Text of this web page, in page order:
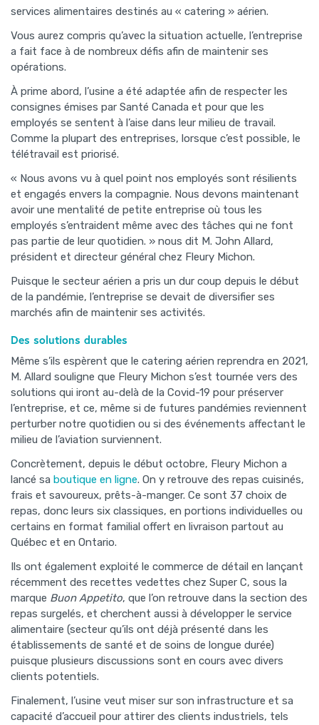
services alimentaires destinés au « catering » aérien.
Vous aurez compris qu’avec la situation actuelle, l’entreprise
a fait face à de nombreux défis afin de maintenir ses
opérations.
À prime abord, l’usine a été adaptée afin de respecter les
consignes émises par Santé Canada et pour que les
employés se sentent à l’aise dans leur milieu de travail.
Comme la plupart des entreprises, lorsque c’est possible, le
télétravail est priorisé.
« Nous avons vu à quel point nos employés sont résilients
et engagés envers la compagnie. Nous devons maintenant
avoir une mentalité de petite entreprise où tous les
employés s’entraident même avec des tâches qui ne font
pas partie de leur quotidien. » nous dit M. John Allard,
président et directeur général chez Fleury Michon.
Puisque le secteur aérien a pris un dur coup depuis le début
de la pandémie, l’entreprise se devait de diversifier ses
marchés afin de maintenir ses activités.
Des solutions durables
Même s’ils espèrent que le catering aérien reprendra en 2021,
M. Allard souligne que Fleury Michon s’est tournée vers des
solutions qui iront au-delà de la Covid-19 pour préserver
l’entreprise, et ce, même si de futures pandémies reviennent
perturber notre quotidien ou si des événements affectant le
milieu de l’aviation surviennent.
Concrètement, depuis le début octobre, Fleury Michon a
lancé sa boutique en ligne. On y retrouve des repas cuisinés,
frais et savoureux, prêts-à-manger. Ce sont 37 choix de
repas, donc leurs six classiques, en portions individuelles ou
certains en format familial offert en livraison partout au
Québec et en Ontario.
Ils ont également exploité le commerce de détail en lançant
récemment des recettes vedettes chez Super C, sous la
marque Buon Appetito, que l’on retrouve dans la section des
repas surgelés, et cherchent aussi à développer le service
alimentaire (secteur qu’ils ont déjà présenté dans les
établissements de santé et de soins de longue durée)
puisque plusieurs discussions sont en cours avec divers
clients potentiels.
Finalement, l’usine veut miser sur son infrastructure et sa
capacité d’accueil pour attirer des clients industriels, tels